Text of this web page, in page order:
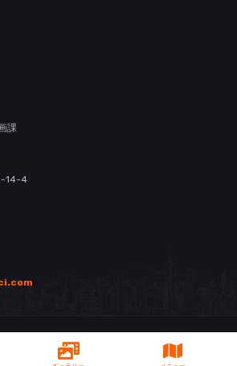
課
14-4
商工会議所 All Rights Reserved.
お問い合わせ 3